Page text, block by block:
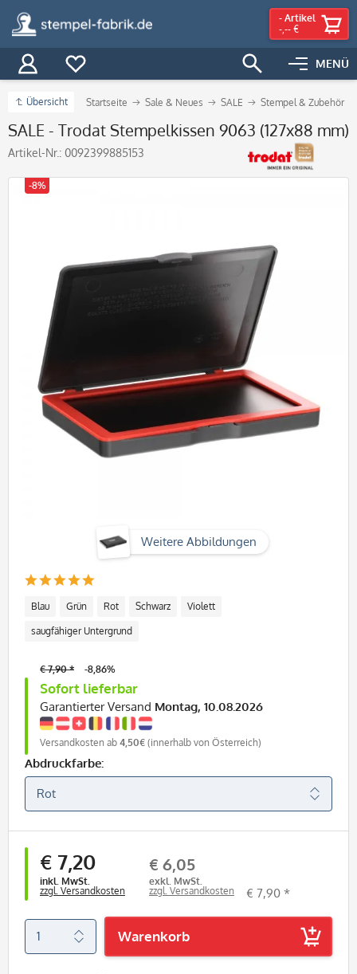
MENÜ
- Artikel
-,-- €
Übersicht Startseite Sale & Neues SALE Stempel & Zubehör
SALE - Trodat Stempelkissen 9063 (127x88 mm)
Artikel-Nr.: 0092399885153
Weitere Abbildungen
-8%
Blau Grün Rot Schwarz Violett
saugfähiger Untergrund
Sofort lieferbar
Garantierter Versand Montag, 10.08.2026
Versandkosten ab 4,50€ (innerhalb von Österreich)
€ 7,90 * -8,86%
Abdruckfarbe:
€ 7,20
inkl. MwSt.
zzgl. Versandkosten
€ 6,05
exkl. MwSt.
zzgl. Versandkosten
€ 7,90 *
Warenkorb